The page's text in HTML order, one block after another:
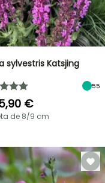
sylvestris Katsjing
55
€
de 8/9 cm